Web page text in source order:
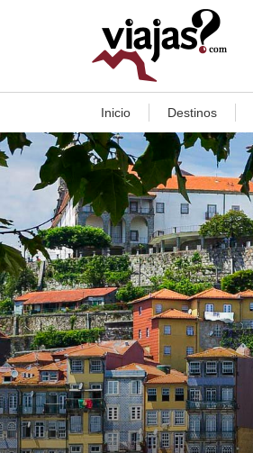
Inicio Destinos